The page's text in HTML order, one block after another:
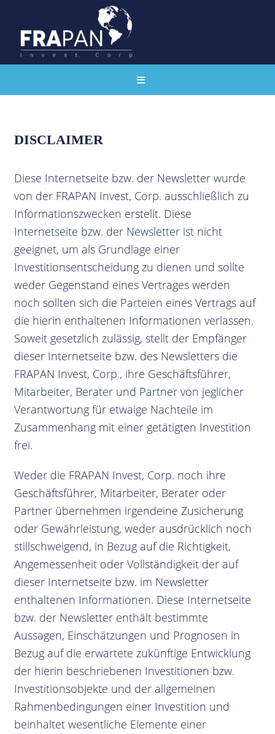
DISCLAIMER
Diese Internetseite bzw. der Newsletter wurde
von der FRAPAN Invest, Corp. ausschließlich zu
Informationszwecken erstellt. Diese
Internetseite bzw. der Newsletter ist nicht
geeignet, um als Grundlage einer
Investitionsentscheidung zu dienen und sollte
weder Gegenstand eines Vertrages werden
noch sollten sich die Parteien eines Vertrags auf
die hierin enthaltenen Informationen verlassen.
Soweit gesetzlich zulässig, stellt der Empfänger
dieser Internetseite bzw. des Newsletters die
FRAPAN Invest, Corp., ihre Geschäftsführer,
Mitarbeiter, Berater und Partner von jeglicher
Verantwortung für etwaige Nachteile im
Zusammenhang mit einer getätigten Investition
frei.
Weder die FRAPAN Invest, Corp. noch ihre
Geschäftsführer, Mitarbeiter, Berater oder
Partner übernehmen irgendeine Zusicherung
oder Gewährleistung, weder ausdrücklich noch
stillschweigend, in Bezug auf die Richtigkeit,
Angemessenheit oder Vollständigkeit der auf
dieser Internetseite bzw. im Newsletter
enthaltenen Informationen. Diese Internetseite
bzw. der Newsletter enthält bestimmte
Aussagen, Einschätzungen und Prognosen in
Bezug auf die erwartete zukünftige Entwicklung
der hierin beschriebenen Investitionen bzw.
Investitionsobjekte und der allgemeinen
Rahmenbedingungen einer Investition und
beinhaltet wesentliche Elemente einer